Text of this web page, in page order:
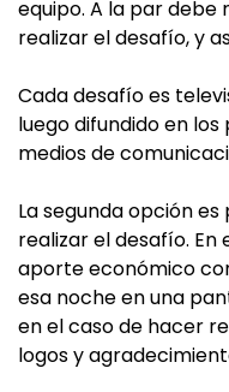
equipo. A la par
realizar el desafío, y
Cada desafío es
luego difundido en
medios de
La segunda opción
realizar el desafío.
aporte económico
esa noche en una
en el caso de hacer
logos y